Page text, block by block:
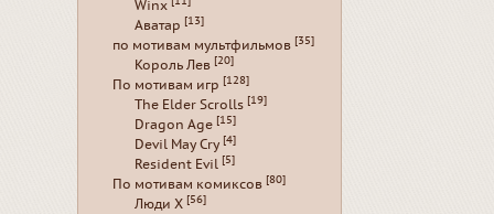
Winx
Аватар [13]
по мотивам мультфильмов [35]
Король Лев [20]
По мотивам игр [128]
The Elder Scrolls [19]
Dragon Age [15]
Devil May Cry [4]
Resident Evil [5]
По мотивам комиксов [80]
Люди Х [56]